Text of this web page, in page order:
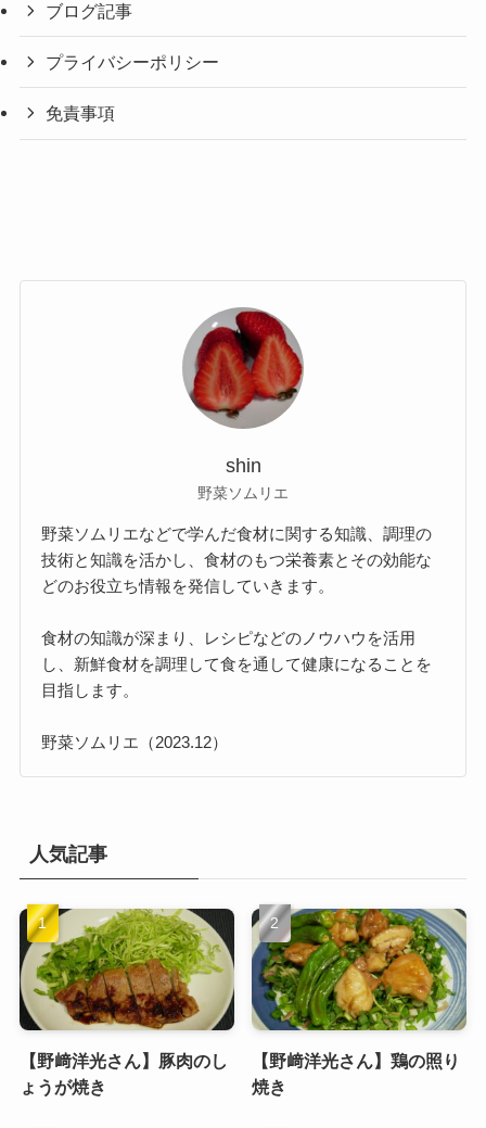
ブログ記事
プライバシーポリシー
免責事項
shin
野菜ソムリエ
野菜ソムリエなどで学んだ食材に関する知識、調理の
技術と知識を活かし、食材のもつ栄養素とその効能な
どのお役立ち情報を発信していきます。
食材の知識が深まり、レシピなどのノウハウを活用
し、新鮮食材を調理して食を通して健康になることを
目指します。
野菜ソムリエ（2023.12）
人気記事
【野﨑洋光さん】豚肉のし
ょうが焼き
【野﨑洋光さん】鶏の照り
焼き